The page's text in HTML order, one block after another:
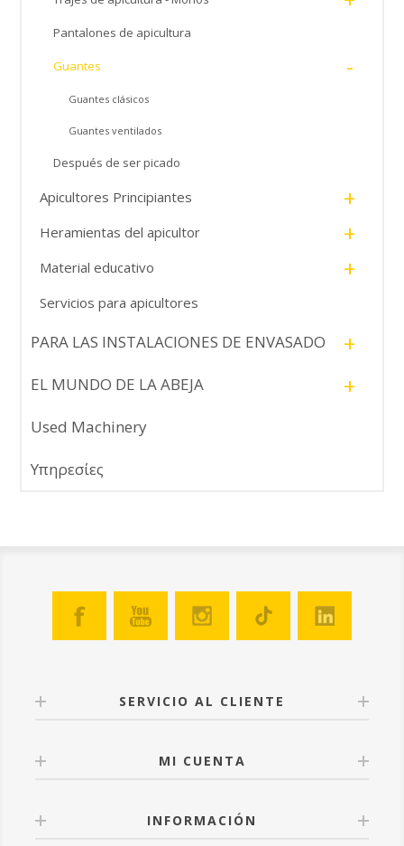
Pantalones de apicultura
Guantes -
Guantes clásicos
Guantes ventilados
Después de ser picado
Apicultores Principiantes +
Heramientas del apicultor +
Material educativo +
Servicios para apicultores
PARA LAS INSTALACIONES DE ENVASADO +
EL MUNDO DE LA ABEJA +
Used Machinery
Υπηρεσίες
SERVICIO AL CLIENTE
MI CUENTA
INFORMACIÓN